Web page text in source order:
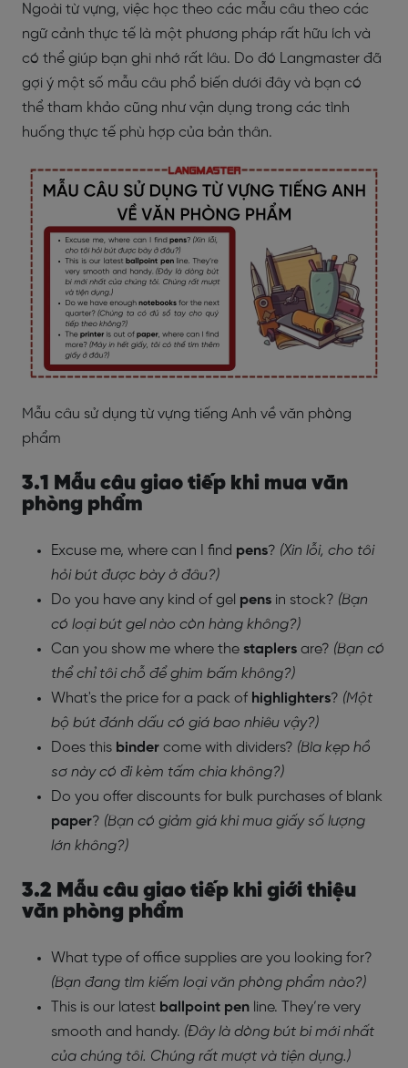
Ngoài từ vựng, việc học theo các mẫu câu theo các
ngữ cảnh thực tế là một phương pháp rất hữu ích và
có thể giúp bạn ghi nhớ rất lâu. Do đó Langmaster đã
gợi ý một số mẫu câu phổ biến dưới đây và bạn có
thể tham khảo cũng như vận dụng trong các tình
huống thực tế phù hợp của bản thân.
Mẫu câu sử dụng từ vựng tiếng Anh về văn phòng
phẩm
3.1 Mẫu câu giao tiếp khi mua văn
phòng phẩm
Excuse me, where can I find pens? (Xin lỗi, cho tôi
hỏi bút được bày ở đâu?)
Do you have any kind of gel pens in stock? (Bạn
có loại bút gel nào còn hàng không?)
Can you show me where the staplers are? (Bạn có
thể chỉ tôi chỗ để ghim bấm không?)
What's the price for a pack of highlighters? (Một
bộ bút đánh dấu có giá bao nhiêu vậy?)
Does this binder come with dividers? (Bìa kẹp hồ
sơ này có đi kèm tấm chia không?)
Do you offer discounts for bulk purchases of blank
paper? (Bạn có giảm giá khi mua giấy số lượng
lớn không?)
3.2 Mẫu câu giao tiếp khi giới thiệu
văn phòng phẩm
What type of office supplies are you looking for?
(Bạn đang tìm kiếm loại văn phòng phẩm nào?)
This is our latest ballpoint pen line. They’re very
smooth and handy. (Đây là dòng bút bi mới nhất
của chúng tôi. Chúng rất mượt và tiện dụng.)